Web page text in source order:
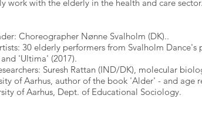
work with the elderly in the health and care sector.
Choreographer Nønne Svalholm (DK)..
30 elderly performers from Svalholm Dance's
'Ultima' (2017).
Suresh Rattan (IND/DK), molecular
of Aarhus, author of the book 'Alder' - and age
of Aarhus, Dept. of Educational Sociology.